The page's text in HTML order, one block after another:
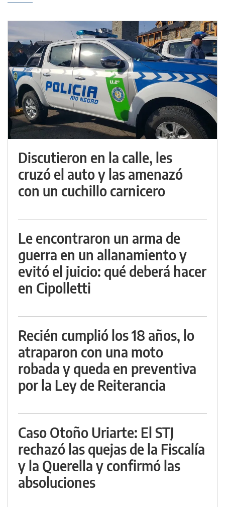
Discutieron en la calle, les
cruzó el auto y las amenazó
con un cuchillo carnicero
Le encontraron un arma de
guerra en un allanamiento y
evitó el juicio: qué deberá hacer
en Cipolletti
Recién cumplió los 18 años, lo
atraparon con una moto
robada y queda en preventiva
por la Ley de Reiterancia
Caso Otoño Uriarte: El STJ
rechazó las quejas de la Fiscalía
y la Querella y confirmó las
absoluciones